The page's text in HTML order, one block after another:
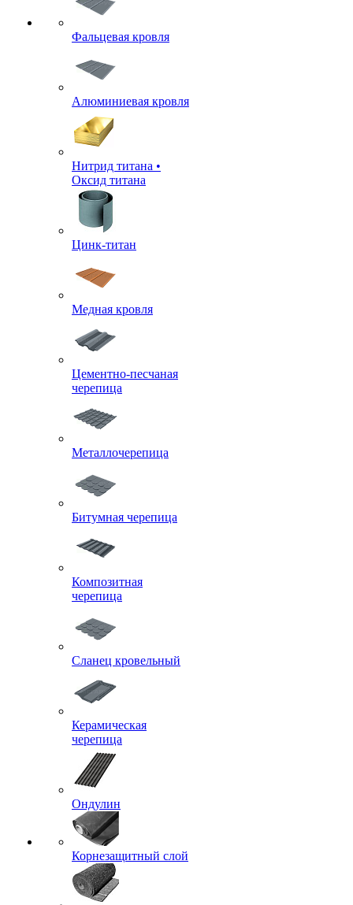
Фальцевая кровля
Алюминиевая кровля
Нитрид титана •
Оксид титана
Цинк-титан
Медная кровля
Цементно-песчаная
черепица
Металлочерепица
Битумная черепица
Композитная
черепица
Сланец кровельный
Керамическая
черепица
Ондулин
Корнезащитный слой